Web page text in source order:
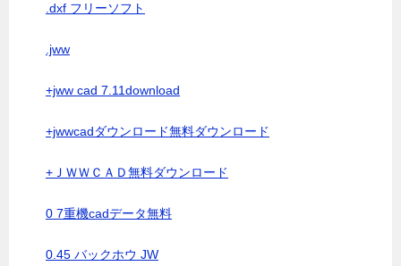
.dxf フリーソフト
.jww
+jww cad 7.11download
+jwwcadダウンロード無料ダウンロード
+ＪＷＷＣＡＤ無料ダウンロード
0 7重機cadデータ無料
0.45 バックホウ JW